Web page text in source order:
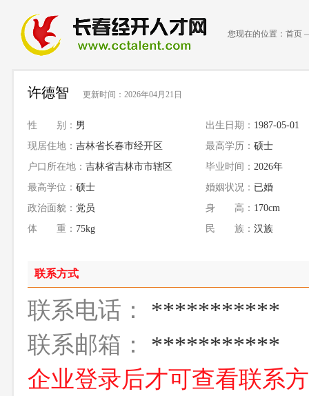
您现在的位置： 首页
许德智 更新时间：2026年04月21日
性 别： 男 出生日期： 1987-05-01
现居住地： 吉林省长春市经开区 最高学历： 硕士
户口所在地： 吉林省吉林市市辖区 毕业时间： 2026年
最高学位： 硕士 婚姻状况： 已婚
政治面貌： 党员 身 高： 170cm
体 重： 75kg 民 族： 汉族
联系方式
联系电话：
***********
联系邮箱：
***********
企业登录后才可查看联